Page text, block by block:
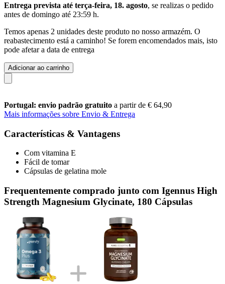
Entrega prevista até terça-feira, 18. agosto, se realizas o pedido
antes de domingo até 23:59 h.
Temos apenas 2 unidades deste produto no nosso armazém. O
reabastecimento está a caminho! Se forem encomendados mais, isto
pode afetar a data de entrega
Adicionar ao carrinho
Portugal: envio padrão gratuito a partir de € 64,90
Mais informações sobre Envio & Entrega
Características & Vantagens
Com vitamina E
Fácil de tomar
Cápsulas de gelatina mole
Frequentemente comprado junto com Igennus High
Strength Magnesium Glycinate, 180 Cápsulas